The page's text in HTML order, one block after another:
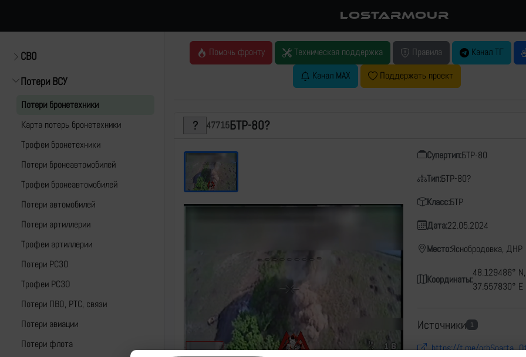
LOSTARMOUR
СВО
Потери ВСУ
Потери бронетехники
Карта потерь бронетехники
Трофеи бронетехники
Потери бронеавтомобилей
Трофеи бронеавтомобилей
Потери автомобилей
Потери артиллерии
Трофеи артиллерии
Потери РСЗО
Трофеи РСЗО
Потери ПВО, РТС, связи
Потери авиации
Потери флота
Помочь фронту Техническая поддержка Правила Канал ТГ
Канал MAX
Поддержать проект
47715БТР-80?
Супертип:БТР-80
Тип:БТР-80?
Класс:БТР
Дата:22.05.2024
Место:Яснобродовка, ДНР
Координаты:
48.129486° N,
37.557830° E
Источники 1
https://t.me/